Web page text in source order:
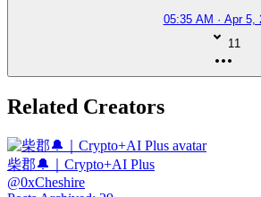
05:35 AM · Apr 5,
11
Related Creators
柴郡🔔｜Crypto+AI Plus
@0xCheshire